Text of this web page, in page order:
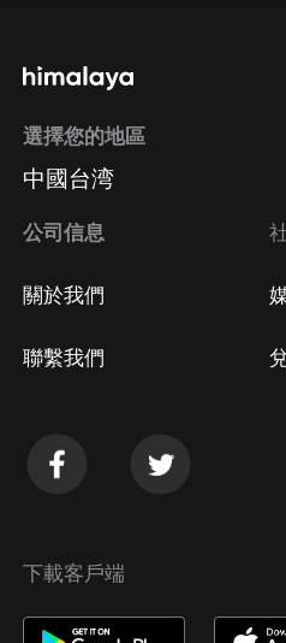
選擇您的地區
中國台湾
公司信息
關於我們
聯繫我們
下載客戶端